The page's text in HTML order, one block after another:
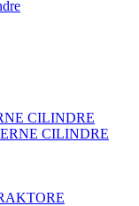
CILINDRE
CILINDRE